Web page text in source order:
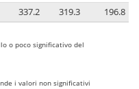
337.2 319.3 196.8
o poco significativo del
i valori non significativi